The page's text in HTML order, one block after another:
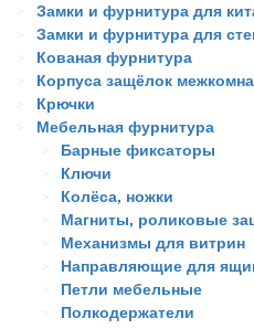
Замки и фурнитура для
Замки и фурнитура для
Кованая фурнитура
Корпуса защёлок
Крючки
Мебельная фурнитура
Барные фиксаторы
Ключи
Колёса, ножки
Магниты, роликовые
Механизмы для витрин
Направляющие для
Петли мебельные
Полкодержатели